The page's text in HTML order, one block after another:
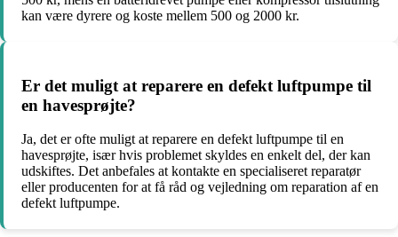
kan være dyrere og koste mellem 500 og 2000 kr.
Er det muligt at reparere en defekt luftpumpe til
en havesprøjte?
Ja, det er ofte muligt at reparere en defekt luftpumpe til en
havesprøjte, især hvis problemet skyldes en enkelt del, der kan
udskiftes. Det anbefales at kontakte en specialiseret reparatør
eller producenten for at få råd og vejledning om reparation af en
defekt luftpumpe.